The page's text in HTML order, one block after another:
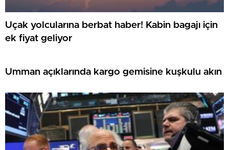
Uçak yolcularına berbat haber! Kabin bagajı için
ek fiyat geliyor
Umman açıklarında kargo gemisine kuşkulu akın